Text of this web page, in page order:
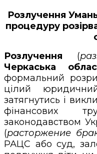
Розлучення
процедуру
Розлучення (
Черкаська
формальний
цілий
затягнутись і
фінансових
законодавством
(расторжение
РАЦС або суд,